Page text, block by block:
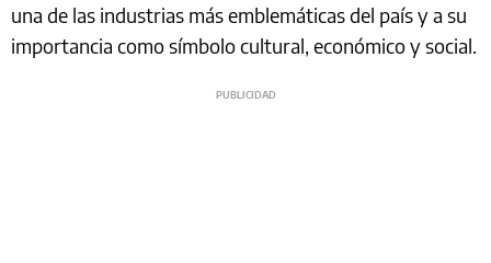
una de las industrias más emblemáticas del país y a su
importancia como símbolo cultural, económico y social.